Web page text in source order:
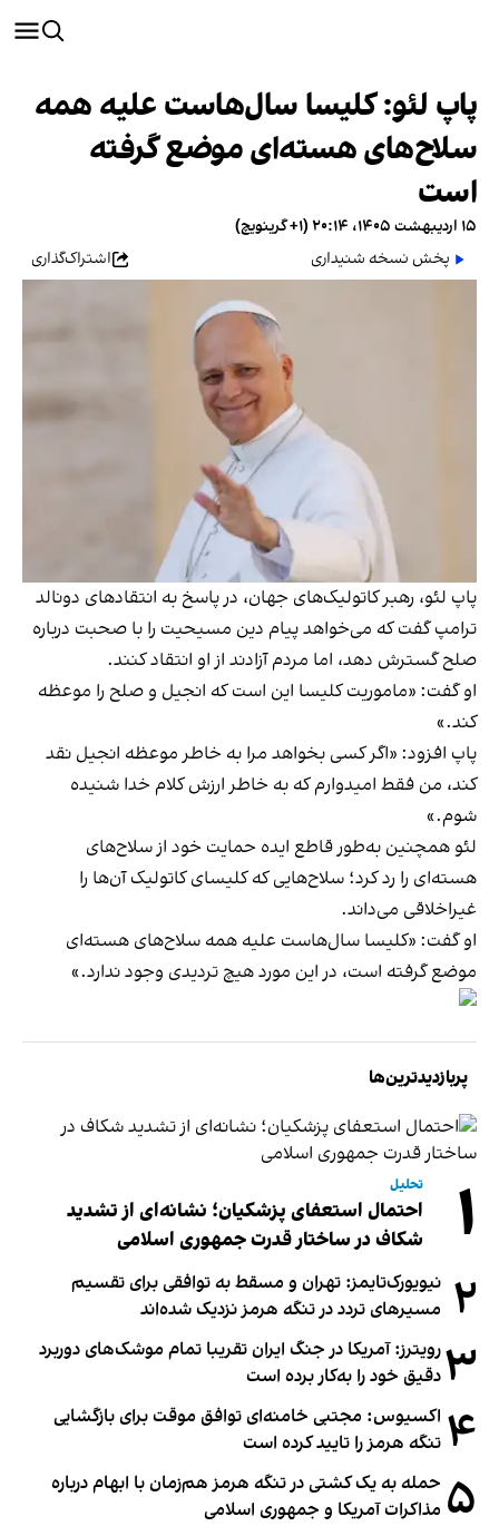
پاپ لئو: کلیسا سال‌هاست علیه همه
سلاح‌های هسته‌ای موضع گرفته
است
۱۵ اردیبهشت ۱۴۰۵، ۲۰:۱۴ (‎+۱ گرینویچ)
پخش نسخه شنیداری
اشتراک‌گذاری
پاپ لئو، رهبر کاتولیک‌های جهان، در پاسخ به انتقادهای دونالد
ترامپ گفت که می‌خواهد پیام دین مسیحیت را با صحبت درباره
صلح گسترش دهد، اما مردم آزادند از او انتقاد کنند.
او گفت: «ماموریت کلیسا این است که انجیل و صلح را موعظه
کند.»
پاپ افزود: «اگر کسی بخواهد مرا به خاطر موعظه انجیل نقد
کند، من فقط امیدوارم که به خاطر ارزش کلام خدا شنیده
شوم.»
لئو همچنین به‌طور قاطع ایده حمایت خود از سلاح‌های
هسته‌ای را رد کرد؛ سلاح‌هایی که کلیسای کاتولیک آن‌ها را
غیراخلاقی می‌داند.
او گفت: «کلیسا سال‌هاست علیه همه سلاح‌های هسته‌ای
موضع گرفته است، در این مورد هیچ تردیدی وجود ندارد.»
پربازدیدترین‌ها
۱ تحلیل
احتمال استعفای پزشکیان؛ نشانه‌ای از تشدید
شکاف در ساختار قدرت جمهوری اسلامی
۲ نیویورک‌تایمز: تهران و مسقط به توافقی برای تقسیم
مسیرهای تردد در تنگه هرمز نزدیک شده‌اند
۳رویترز: آمریکا در جنگ ایران تقریبا تمام موشک‌های دوربرد
دقیق خود را به‌کار برده است
۴ اکسیوس: مجتبی خامنه‌ای توافق موقت برای بازگشایی
تنگه هرمز را تایید کرده است
۵ حمله به یک کشتی در تنگه هرمز هم‌زمان با ابهام درباره
مذاکرات آمریکا و جمهوری اسلامی